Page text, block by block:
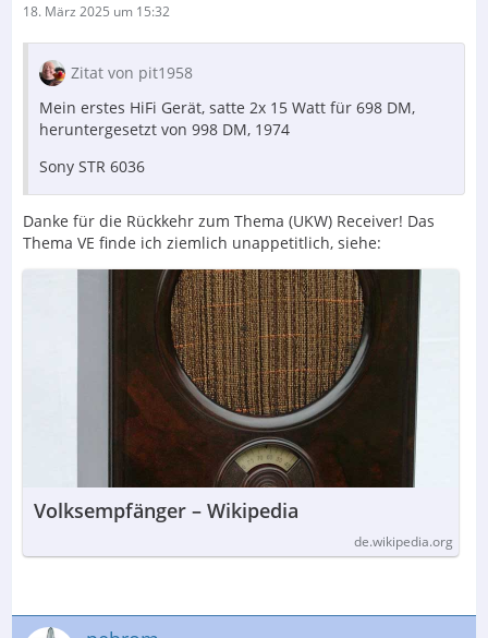
18. März 2025 um 15:32
Zitat von pit1958
Mein erstes HiFi Gerät, satte 2x 15 Watt für 698 DM,
heruntergesetzt von 998 DM, 1974
Sony STR 6036
Danke für die Rückkehr zum Thema (UKW) Receiver! Das
Thema VE finde ich ziemlich unappetitlich, siehe:
Volksempfänger – Wikipedia
de.wikipedia.org